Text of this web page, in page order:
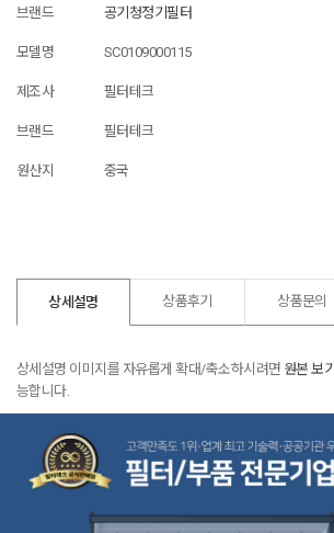
브랜드 공기청정기필터
모델명 SC0109000115
제조사 필터테크
브랜드 필터테크
원산지 중국
상세설명 상품후기 상품문의
상세설명 이미지를 자유롭게 확대/축소하시려면 원본 보기
능합니다.